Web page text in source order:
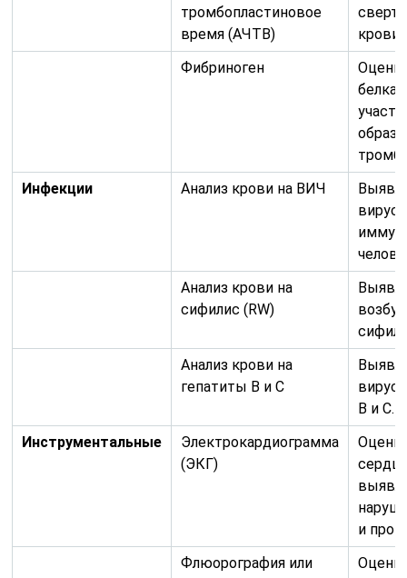
тромбопластиновое
время (АЧТВ)
крови.
Фибриноген
белка,
Инфекции
Анализ крови на ВИЧ
вируса
Анализ крови на
сифилис (RW)
Анализ крови на
гепатиты В и С
В и С.
Инструментальные
Электрокардиограмма
(ЭКГ)
и
Флюорография или